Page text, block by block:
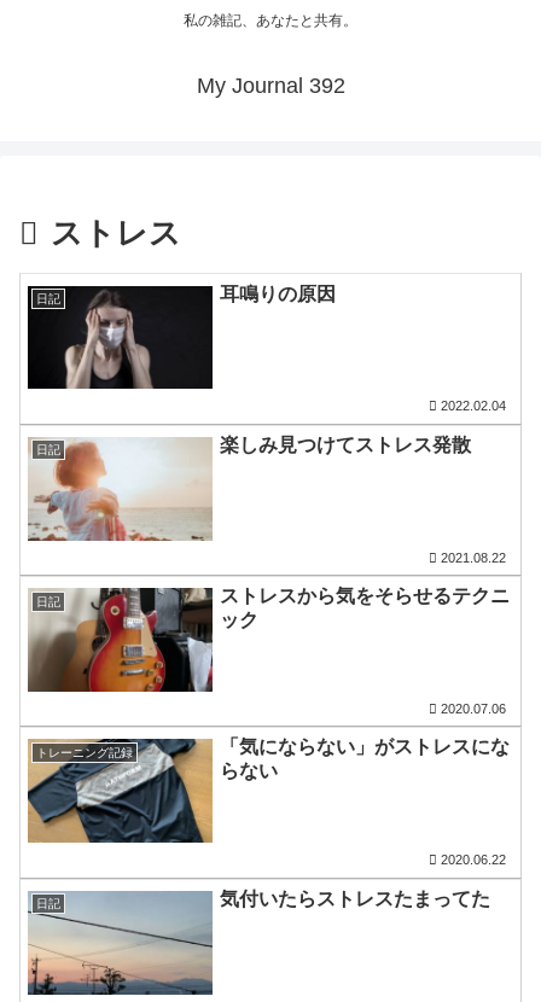
私の雑記、あなたと共有。
My Journal 392
ストレス
日記 耳鳴りの原因
2022.02.04
日記 楽しみ見つけてストレス発散
2021.08.22
日記
ストレスから気をそらせるテクニ
ック
2020.07.06
トレーニング記録
「気にならない」がストレスにな
らない
2020.06.22
日記 気付いたらストレスたまってた